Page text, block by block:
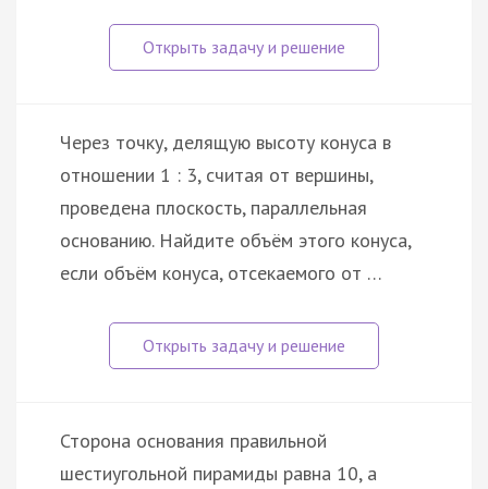
Через точку, делящую высоту конуса в
отношении 1 : 3, считая от вершины,
проведена плоскость, параллельная
основанию. Найдите объём этого конуса,
если объём конуса, отсекаемого от …
Сторона основания правильной
шестиугольной пирамиды равна 10, а